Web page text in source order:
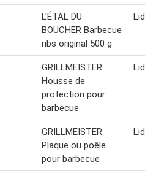
L'ÉTAL DU
BOUCHER Barbecue
ribs original 500 g
GRILLMEISTER
Housse de
protection pour
barbecue
GRILLMEISTER
Plaque ou poêle
pour barbecue